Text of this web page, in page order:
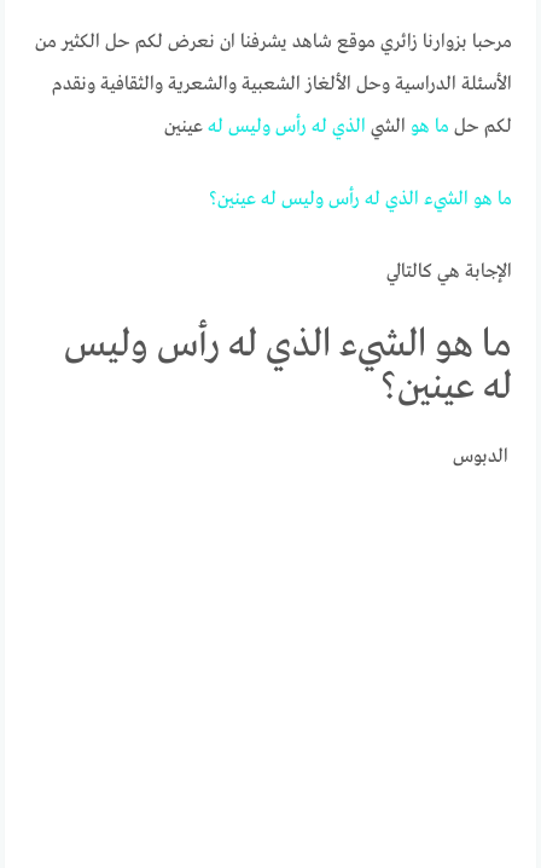
مرحبا بزوارنا زائري موقع شاهد يشرفنا ان نعرض لكم حل الكثير من
الأسئلة الدراسية وحل الألغاز الشعبية والشعرية والثقافية ونقدم
لكم حل ما هو الشي الذي له رأس وليس له عينين
ما هو الشيء الذي له رأس وليس له عينين؟
الإجابة هي كالتالي
ما هو الشيء الذي له رأس وليس
له عينين؟
الدبوس